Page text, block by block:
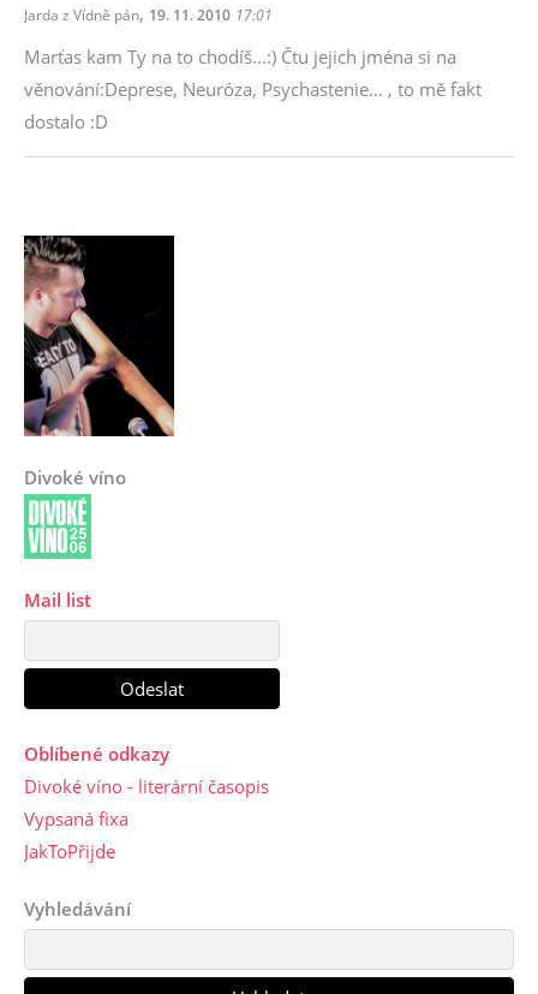
Jarda z Vídně pán, 19. 11. 2010 17:01
Marťas kam Ty na to chodíš...:) Čtu jejich jména si na
věnování:Deprese, Neuróza, Psychastenie… , to mě fakt
dostalo :D
Divoké víno
Mail list
Oblíbené odkazy
Divoké víno - literární časopis
Vypsaná fixa
JakToPřijde
Vyhledávání